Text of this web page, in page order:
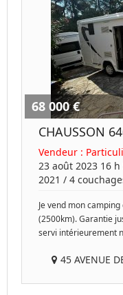
68 000 €
CHAUSSON
Vendeur :
23 août 2023 16
2021 / 4
Je vend mon
(2500km). Garantie
servi intérieurement
45 AVENUE